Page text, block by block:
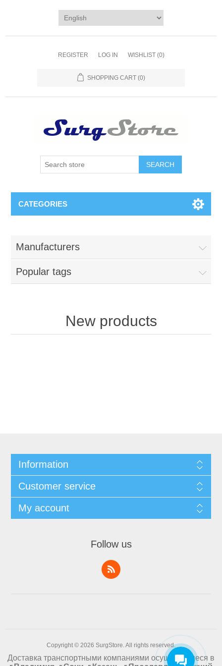
REGISTER LOG IN WISHLIST (0)
SHOPPING CART (0)
SEARCH
CATEGORIES
Manufacturers
Popular tags
New products
Information
Customer service
My account
Follow us
Copyright © 2026 SurgStore. All rights reserved.
Доставка транспортными компаниями осуществляеся в